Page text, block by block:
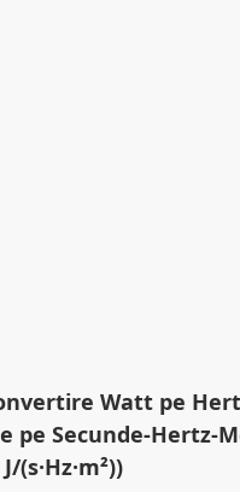
Watt pe
pe Secunde-Hertz-
(s·Hz·m²))